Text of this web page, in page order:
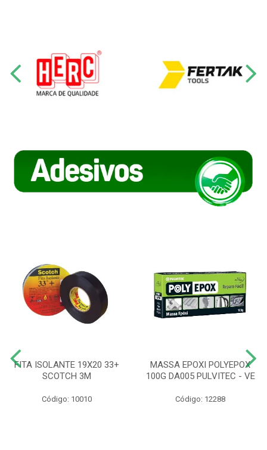
FITA ISOLANTE 19X20 33+
SCOTCH 3M
Código: 10010
MASSA EPOXI POLYEPOX
100G DA005 PULVITEC - VE
Código: 12288